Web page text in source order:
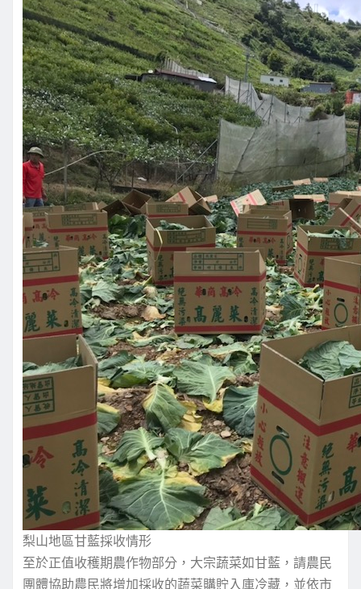
梨山地區甘藍採收情形
至於正值收穫期農作物部分，大宗蔬菜如甘藍，請農民
團體協助農民將增加採收的蔬菜購貯入庫冷藏，並依市